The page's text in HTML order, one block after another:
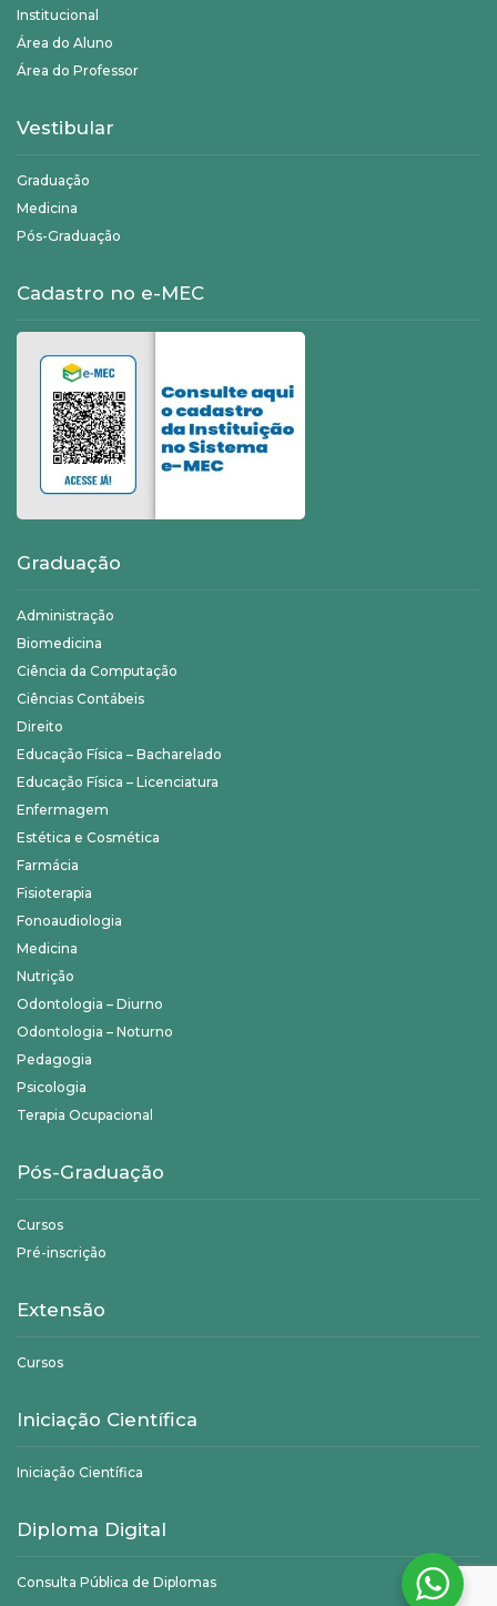
Institucional
Área do Aluno
Área do Professor
Vestibular
Graduação
Medicina
Pós-Graduação
Cadastro no e-MEC
Graduação
Administração
Biomedicina
Ciência da Computação
Ciências Contábeis
Direito
Educação Física – Bacharelado
Educação Física – Licenciatura
Enfermagem
Estética e Cosmética
Farmácia
Fisioterapia
Fonoaudiologia
Medicina
Nutrição
Odontologia – Diurno
Odontologia – Noturno
Pedagogia
Psicologia
Terapia Ocupacional
Pós-Graduação
Cursos
Pré-inscrição
Extensão
Cursos
Iniciação Científica
Iniciação Científica
Diploma Digital
Consulta Pública de Diplomas